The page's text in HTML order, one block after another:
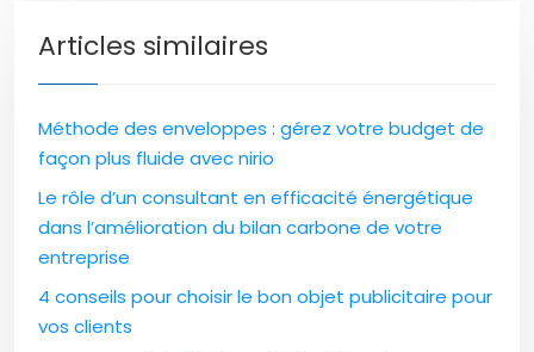
Articles similaires
Méthode des enveloppes : gérez votre budget de
façon plus fluide avec nirio
Le rôle d’un consultant en efficacité énergétique
dans l’amélioration du bilan carbone de votre
entreprise
4 conseils pour choisir le bon objet publicitaire pour
vos clients